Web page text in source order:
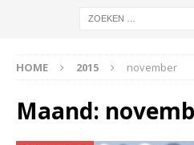
HOME 2015 november
Maand: